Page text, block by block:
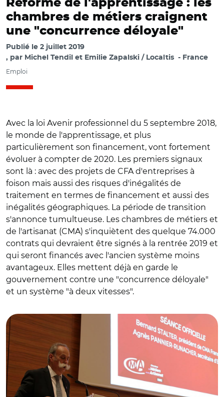
Réforme de l'apprentissage : les
chambres de métiers craignent
une "concurrence déloyale"
Publié le 2 juillet 2019
par Michel Tendil et Emilie Zapalski / Localtis France
Emploi
Avec la loi Avenir professionnel du 5 septembre 2018,
le monde de l'apprentissage, et plus
particulièrement son financement, vont fortement
évoluer à compter de 2020. Les premiers signaux
sont là : avec des projets de CFA d'entreprises à
foison mais aussi des risques d'inégalités de
traitement en termes de financement et aussi des
inégalités géographiques. La période de transition
s'annonce tumultueuse. Les chambres de métiers et
de l'artisanat (CMA) s'inquiètent des quelque 74.000
contrats qui devraient être signés à la rentrée 2019 et
qui seront financés avec l'ancien système moins
avantageux. Elles mettent déjà en garde le
gouvernement contre une "concurrence déloyale"
et un système "à deux vitesses".